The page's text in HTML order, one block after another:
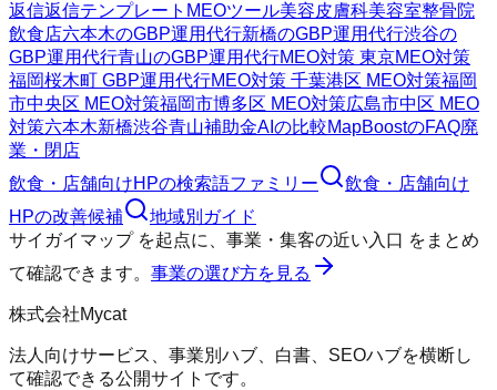
返信返信テンプレート MEOツール美容皮膚科美容室整骨院
飲食店六本木のGBP運用代行新橋のGBP運用代行渋谷の
GBP運用代行青山のGBP運用代行MEO対策 東京MEO対策
福岡桜木町 GBP運用代行MEO対策 千葉港区 MEO対策福岡
市中央区 MEO対策福岡市博多区 MEO対策広島市中区 MEO
対策六本木新橋渋谷青山補助金AIの比較MapBoostのFAQ廃
業・閉店
飲食・店舗向けHPの検索語ファミリー
飲食・店舗向け
HPの改善候補
地域別ガイド
サイガイマップ を起点に、 事業・集客の近い入口 をまとめ
て確認できます。 事業の選び方を見る
株式会社Mycat
法人向けサービス、事業別ハブ、白書、SEOハブを横断し
て確認できる公開サイトです。